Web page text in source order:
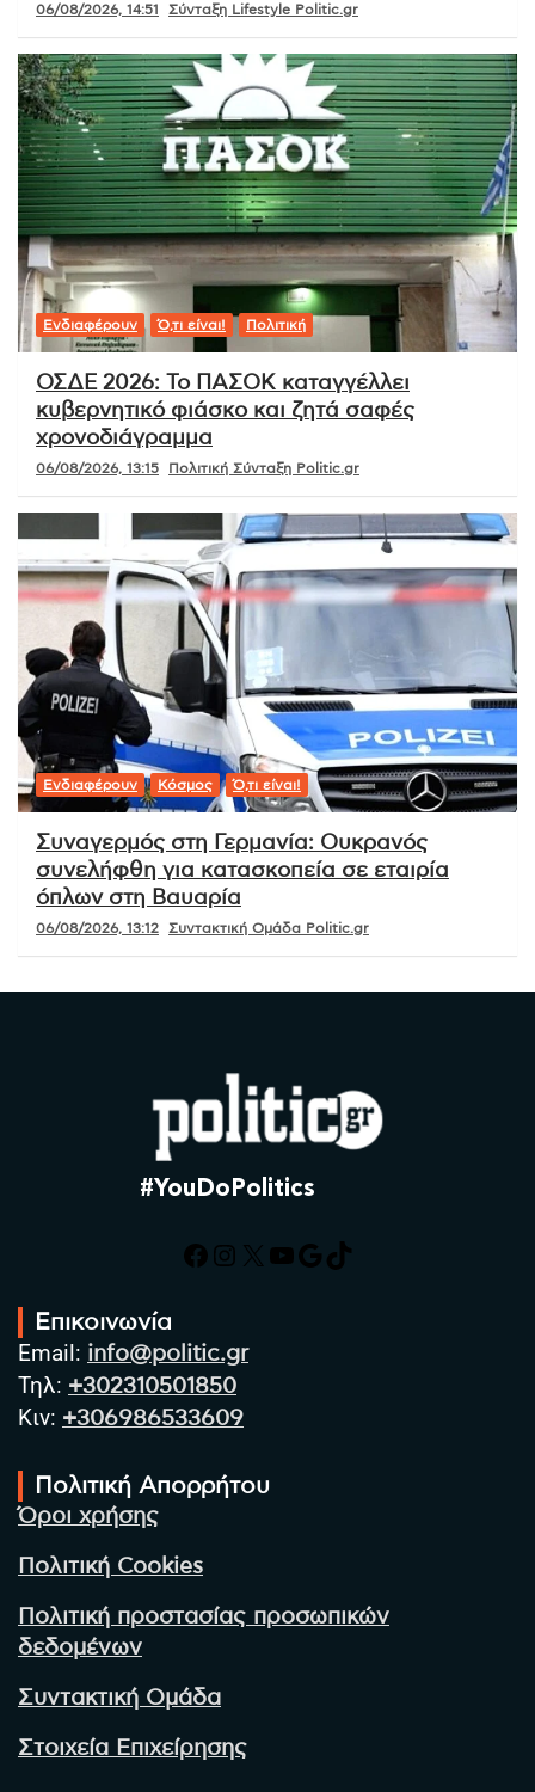
06/08/2026, 14:51 Σύνταξη Lifestyle Politic.gr
Ενδιαφέρουν Ό,τι είναι! Πολιτική
ΟΣΔΕ 2026: Το ΠΑΣΟΚ καταγγέλλει
κυβερνητικό φιάσκο και ζητά σαφές
χρονοδιάγραμμα
06/08/2026, 13:15 Πολιτική Σύνταξη Politic.gr
Ενδιαφέρουν Κόσμος Ό,τι είναι!
Συναγερμός στη Γερμανία: Ουκρανός
συνελήφθη για κατασκοπεία σε εταιρία
όπλων στη Βαυαρία
06/08/2026, 13:12 Συντακτική Ομάδα Politic.gr
#YouDoPolitics
Facebook
Instagram
X YouTube
Google
TikTok
Επικοινωνία
Email: info@politic.gr
Τηλ: +302310501850
Κιν: +306986533609
Πολιτική Απορρήτου
Όροι χρήσης
Πολιτική Cookies
Πολιτική προστασίας προσωπικών
δεδομένων
Συντακτική Ομάδα
Στοιχεία Επιχείρησης